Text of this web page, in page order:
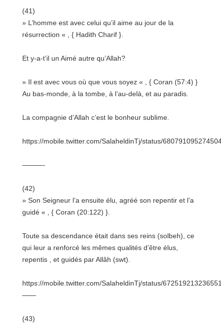
(41)
» L’homme est avec celui qu’il aime au jour de la
résurrection « , { Hadith Charif }.
Et y-a-t’il un Aimé autre qu’Allah?
» Il est avec vous où que vous soyez « , { Coran (57:4) }
Au bas-monde, à la tombe, à l’au-delà, et au paradis.
La compagnie d’Allah c’est le bonheur sublime.
https://mobile.twitter.com/SalaheldinTj/status/
———-
(42)
» Son Seigneur l’a ensuite élu, agréé son repentir et l’a
guidé « , { Coran (20:122) }.
Toute sa descendance était dans ses reins (solbeh), ce
qui leur a renforcé les mêmes qualités d’être élus,
repentis , et guidés par Allâh (swt).
https://mobile.twitter.com/SalaheldinTj/status/
——
(43)